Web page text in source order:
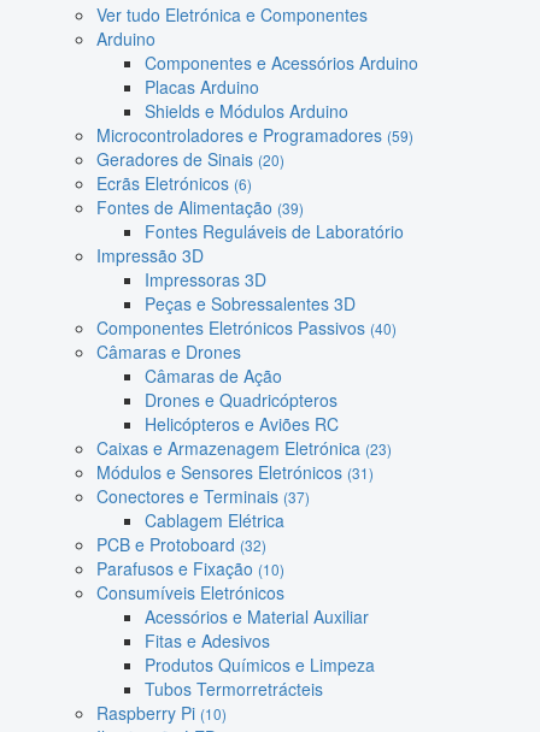
Ver tudo Eletrónica e Componentes
Arduino
Componentes e Acessórios Arduino
Placas Arduino
Shields e Módulos Arduino
Microcontroladores e Programadores (59)
Geradores de Sinais (20)
Ecrãs Eletrónicos (6)
Fontes de Alimentação (39)
Fontes Reguláveis de Laboratório
Impressão 3D
Impressoras 3D
Peças e Sobressalentes 3D
Componentes Eletrónicos Passivos (40)
Câmaras e Drones
Câmaras de Ação
Drones e Quadricópteros
Helicópteros e Aviões RC
Caixas e Armazenagem Eletrónica (23)
Módulos e Sensores Eletrónicos (31)
Conectores e Terminais (37)
Cablagem Elétrica
PCB e Protoboard (32)
Parafusos e Fixação (10)
Consumíveis Eletrónicos
Acessórios e Material Auxiliar
Fitas e Adesivos
Produtos Químicos e Limpeza
Tubos Termorretrácteis
Raspberry Pi (10)